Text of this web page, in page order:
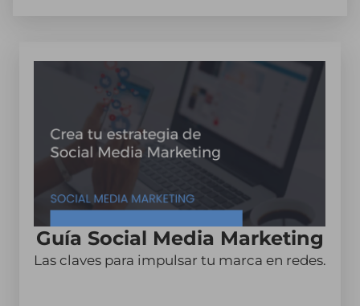
Guía Social Media Marketing
Las claves para impulsar tu marca en redes.